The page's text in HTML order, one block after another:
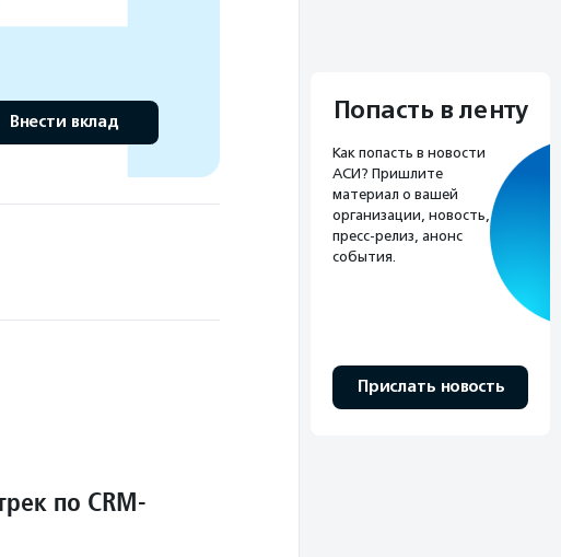
Внести вклад
по CRM-
Попасть в ленту
Как попасть в новости
АСИ? Пришлите
материал о вашей
организации, новость,
пресс-релиз, анонс
события.
Прислать новость